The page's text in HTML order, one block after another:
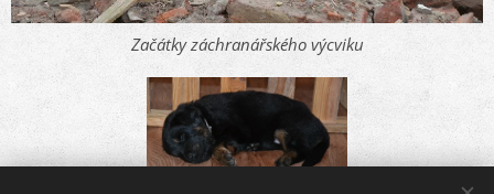
Začátky záchranářského výcviku